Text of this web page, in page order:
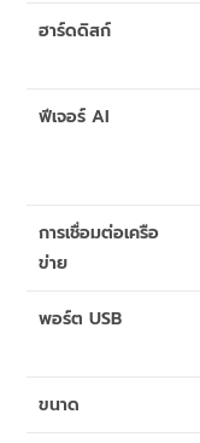
ฮาร์ดดิสก์
ฟีเจอร์ AI
การเชื่อมต่อเครือ
ข่าย
พอร์ต USB
ขนาด